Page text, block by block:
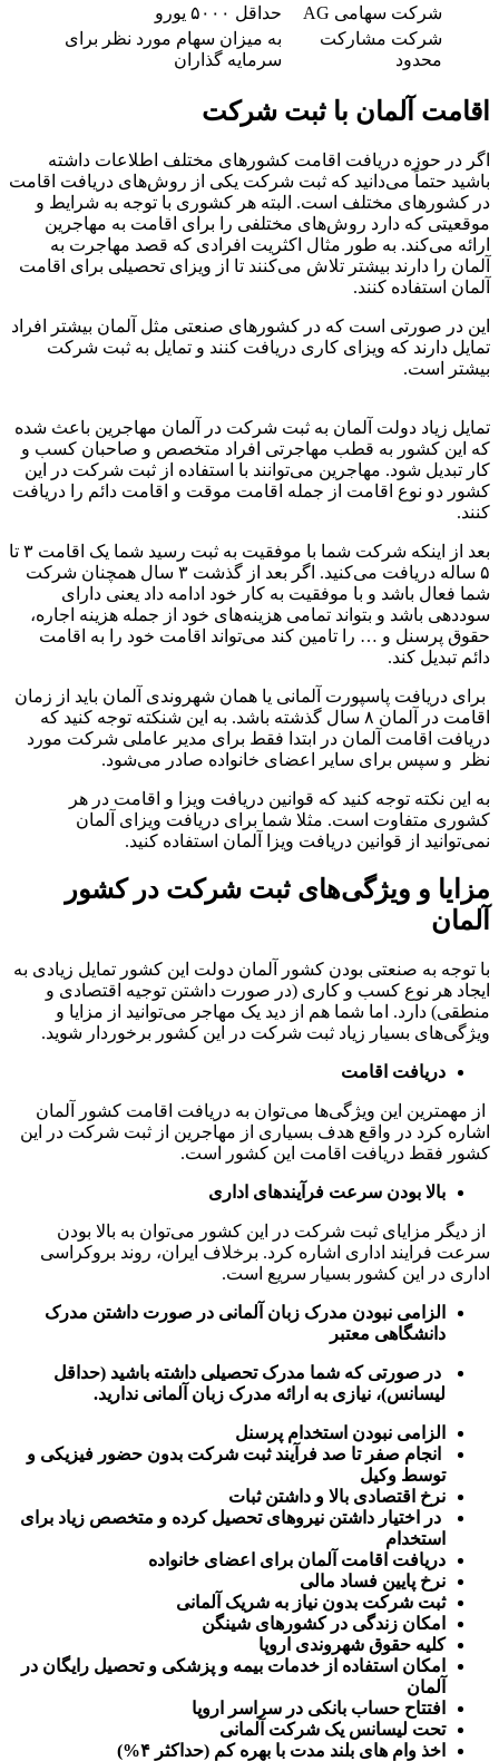
شرکت سهامی AG
حداقل ۵۰۰۰ یورو
شرکت مشارکت
محدود
به میزان سهام مورد نظر برای
سرمایه گذاران
اقامت آلمان با ثبت شرکت
اگر در حوزه دریافت اقامت کشورهای مختلف اطلاعات داشته
باشید حتماً می‌دانید که ثبت شرکت یکی از روش‌های دریافت اقامت
در کشورهای مختلف است. البته هر کشوری با توجه به شرایط و
موقعیتی که دارد روش‌های مختلفی را برای اقامت به مهاجرین
ارائه می‌کند. به طور مثال اکثریت افرادی که قصد مهاجرت به
آلمان را دارند بیشتر تلاش می‌کنند تا از ویزای تحصیلی برای اقامت
آلمان استفاده کنند.
این در صورتی است که در کشورهای صنعتی مثل آلمان بیشتر افراد
تمایل دارند که ویزای کاری دریافت کنند و تمایل به ثبت شرکت
بیشتر است.
تمایل زیاد دولت آلمان به ثبت شرکت در آلمان مهاجرین باعث شده
که این کشور به قطب مهاجرتی افراد متخصص و صاحبان کسب و
کار تبدیل شود. مهاجرین می‌توانند با استفاده از ثبت شرکت در این
کشور دو نوع اقامت از جمله اقامت موقت و اقامت دائم را دریافت
کنند.
بعد از اینکه شرکت شما با موفقیت به ثبت رسید شما یک اقامت ۳ تا
۵ ساله دریافت می‌کنید. اگر بعد از گذشت ۳ سال همچنان شرکت
شما فعال باشد و با موفقیت به کار خود ادامه داد یعنی دارای
سوددهی باشد و بتواند تمامی هزینه‌های خود از جمله هزینه اجاره،
حقوق پرسنل و … را تامین کند می‌تواند اقامت خود را به اقامت
دائم تبدیل کند.
برای دریافت پاسپورت آلمانی یا همان شهروندی آلمان باید از زمان
اقامت در آلمان ۸ سال گذشته باشد. به این شنکته توجه کنید که
دریافت اقامت آلمان در ابتدا فقط برای مدیر عاملی شرکت مورد
نظر و سپس برای سایر اعضای خانواده صادر می‌شود.
به این نکته توجه کنید که قوانین دریافت ویزا و اقامت در هر
کشوری متفاوت است. مثلا شما برای دریافت ویزای آلمان
نمی‌توانید از قوانین دریافت ویزا آلمان استفاده کنید.
مزایا و ویژگی‌های ثبت شرکت در کشور
آلمان
با توجه به صنعتی بودن کشور آلمان دولت این کشور تمایل زیادی به
ایجاد هر نوع کسب و کاری (در صورت داشتن توجیه اقتصادی و
منطقی) دارد. اما شما هم از دید یک مهاجر می‌توانید از مزایا و
ویژگی‌های بسیار زیاد ثبت شرکت در این کشور برخوردار شوید.
دریافت اقامت
از مهمترین این ویژگی‌ها می‌توان به دریافت اقامت کشور آلمان
اشاره کرد در واقع هدف بسیاری از مهاجرین از ثبت شرکت در این
کشور فقط دریافت اقامت این کشور است.
بالا بودن سرعت فرآیندهای اداری
از دیگر مزایای ثبت شرکت در این کشور می‌توان به بالا بودن
سرعت فرایند اداری اشاره کرد. برخلاف ایران، روند بروکراسی
اداری در این کشور بسیار سریع است.
الزامی نبودن مدرک زبان آلمانی در صورت داشتن مدرک
دانشگاهی معتبر
در صورتی که شما مدرک تحصیلی داشته باشید (حداقل
لیسانس)، نیازی به ارائه مدرک زبان آلمانی ندارید.
الزامی نبودن استخدام پرسنل
انجام صفر تا صد فرآیند ثبت شرکت بدون حضور فیزیکی و
توسط وکیل
نرخ اقتصادی بالا و داشتن ثبات
در اختیار داشتن نیروهای تحصیل کرده و متخصص زیاد برای
استخدام
دریافت اقامت آلمان برای اعضای خانواده
نرخ پایین فساد مالی
ثبت شرکت بدون نیاز به شریک آلمانی
امکان زندگی در کشورهای شینگن
کلیه حقوق شهروندی اروپا
امکان استفاده از خدمات بیمه و پزشکی و تحصیل رایگان در
آلمان
افتتاح حساب بانکی در سراسر اروپا
تحت لیسانس یک شرکت آلمانی
اخذ وام های بلند مدت با بهره کم (حداکثر ۴%)